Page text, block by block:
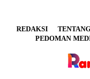
REDAKSI
PEDOMAN